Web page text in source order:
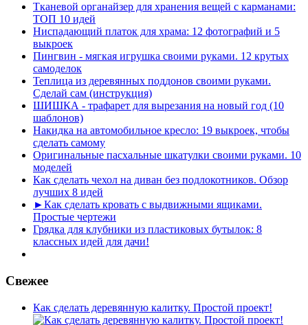
Тканевой органайзер для хранения вещей с карманами:
ТОП 10 идей
Ниспадающий платок для храма: 12 фотографий и 5
выкроек
Пингвин - мягкая игрушка своими руками. 12 крутых
самоделок
Теплица из деревянных поддонов своими руками.
Сделай сам (инструкция)
ШИШКА - трафарет для вырезания на новый год (10
шаблонов)
Накидка на автомобильное кресло: 19 выкроек, чтобы
сделать самому
Оригинальные пасхальные шкатулки своими руками. 10
моделей
Как сделать чехол на диван без подлокотников. Обзор
лучших 8 идей
►Как сделать кровать с выдвижными ящиками.
Простые чертежи
Грядка для клубники из пластиковых бутылок: 8
классных идей для дачи!
Свежее
Как сделать деревянную калитку. Простой проект!